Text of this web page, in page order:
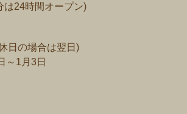
は24時間オープン)
日の場合は翌日)
～1月3日